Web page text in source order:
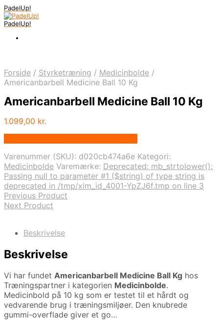
PadelUp!
PadelUp!
Forside / Styrketræning / Medicinbolde /
Americanbarbell Medicine Ball 10 Kg
Americanbarbell Medicine Ball 10 Kg
1.099,00 kr.
Varenummer (SKU): d020cb474a6e Kategori:
Medicinbolde Varemærke: Deprecated: mb_strtolower():
Passing null to parameter #1 ($string) of type string is
deprecated in /tmp/xim_id_4001-YpZJ6f.tmp on line 3
Previous Product
Next Product
Beskrivelse
Beskrivelse
Vi har fundet Americanbarbell Medicine Ball Kg hos
Træningspartner i kategorien Medicinbolde.
Medicinbold på 10 kg som er testet til et hårdt og
vedvarende brug i træningsmiljøer. Den knubrede
gummi-overflade giver et go…